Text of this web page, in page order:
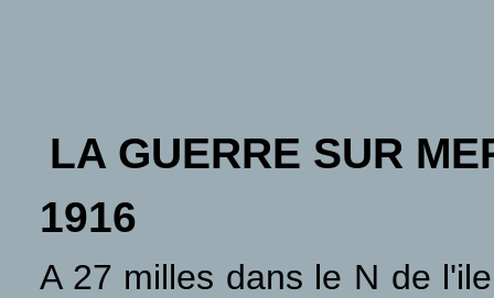
LA GUERRE SUR
1916
A 27 milles dans le N de